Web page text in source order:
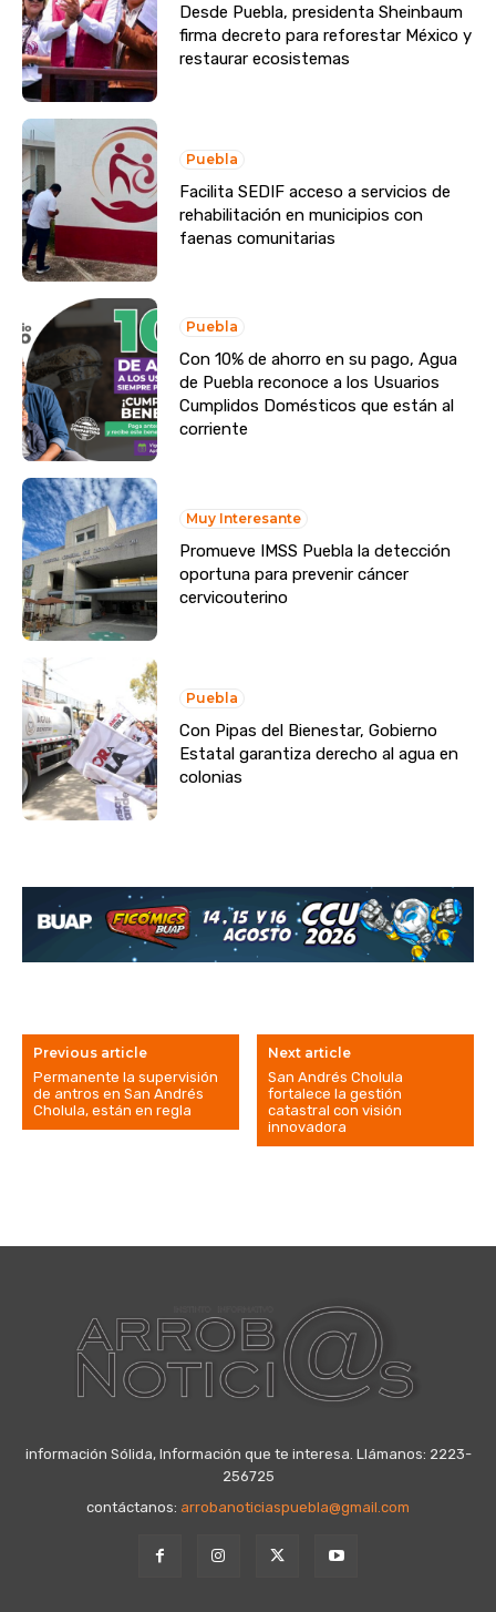
Desde Puebla, presidenta Sheinbaum
firma decreto para reforestar México y
restaurar ecosistemas
Puebla
Facilita SEDIF acceso a servicios de
rehabilitación en municipios con
faenas comunitarias
Puebla
Con 10% de ahorro en su pago, Agua
de Puebla reconoce a los Usuarios
Cumplidos Domésticos que están al
corriente
Muy Interesante
Promueve IMSS Puebla la detección
oportuna para prevenir cáncer
cervicouterino
Puebla
Con Pipas del Bienestar, Gobierno
Estatal garantiza derecho al agua en
colonias
Previous article
Permanente la supervisión
de antros en San Andrés
Cholula, están en regla
Next article
San Andrés Cholula
fortalece la gestión
catastral con visión
innovadora
información Sólida, Información que te interesa. Llámanos: 2223-
256725
contáctanos: arrobanoticiaspuebla@gmail.com